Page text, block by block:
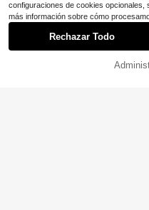
¡36%
configuraciones de cookies
más información sobre cómo
Rechazar Todo